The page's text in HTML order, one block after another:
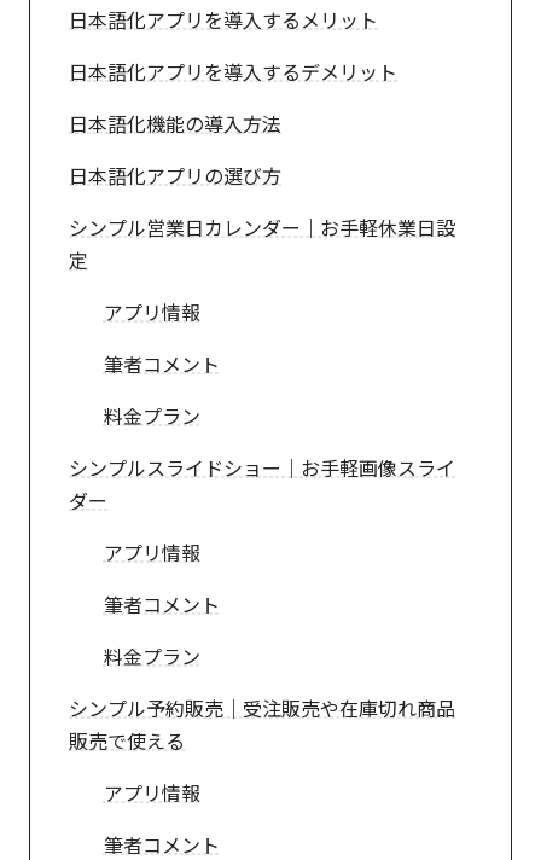
日本語化アプリを導入するメリット
日本語化アプリを導入するデメリット
日本語化機能の導入方法
日本語化アプリの選び方
シンプル営業日カレンダー｜お手軽休業日設
定
アプリ情報
筆者コメント
料金プラン
シンプルスライドショー｜お手軽画像スライ
ダー
アプリ情報
筆者コメント
料金プラン
シンプル予約販売｜受注販売や在庫切れ商品
販売で使える
アプリ情報
筆者コメント